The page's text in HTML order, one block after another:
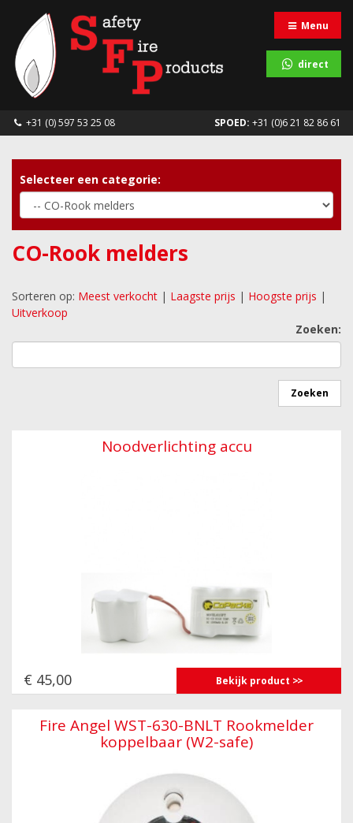
Menu
direct
+31 (0) 597 53 25 08 SPOED: +31 (0)6 21 82 86 61
Selecteer een categorie:
CO-Rook melders
Sorteren op: Meest verkocht | Laagste prijs | Hoogste prijs |
Uitverkoop
Zoeken:
Noodverlichting accu
€ 45,00 Bekijk product
Fire Angel WST-630-BNLT Rookmelder
koppelbaar (W2-safe)